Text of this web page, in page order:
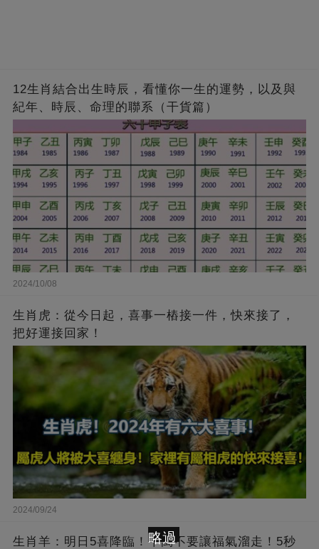
12生肖結合出生時辰，看懂你一生的運勢，以及與
紀年、時辰、命理的聯系（干貨篇）
2024/10/08
生肖虎：從今日起，喜事一樁接一件，快來接了，
把好運接回家！
2024/09/24
生肖羊：明日5喜降臨！千萬不要讓福氣溜走！5秒
略過